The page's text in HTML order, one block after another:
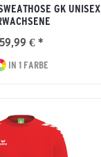
GK UNISEX
59,99 € *
IN 1 FARBE